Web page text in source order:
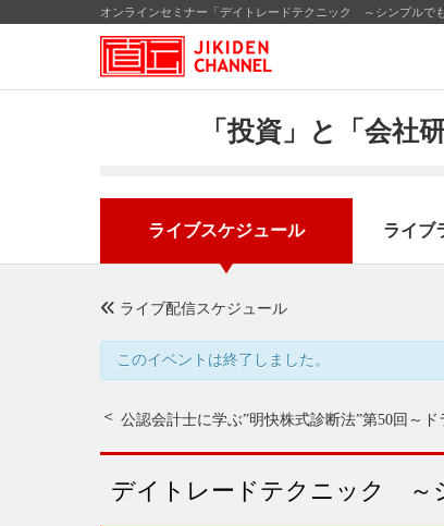
オンラインセミナー「デイトレードテクニック ～シンプルで
「投資」と「会社
ライブスケジュール ライブ
ライブ配信スケジュール
このイベントは終了しました。
公認会計士に学ぶ”明快株式診断法”第50回 ～ド
デイトレードテクニック ～